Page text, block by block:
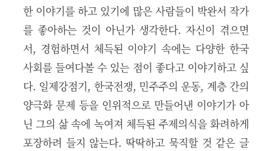
한 이야기를 하고 있기에 많은 사람들이 박완서 작가
를 좋아하는 것이 아닌가 생각한다. 자신이 겪으면
서, 경험하면서 체득된 이야기 속에는 다양한 한국
사회를 들여다볼 수 있는 점이 좋다고 이야기하고 싶
다. 일제강점기, 한국전쟁, 민주주의 운동, 계층 간의
양극화 문제 등을 인위적으로 만들어낸 이야기가 아
닌 그의 삶 속에 녹여져 체득된 주제의식을 화려하게
포장하려 들지 않는다. 딱딱하고 묵직할 것 같은 글